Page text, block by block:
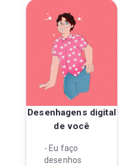
Desenhagens digital
de você
- Eu faço
desenhos